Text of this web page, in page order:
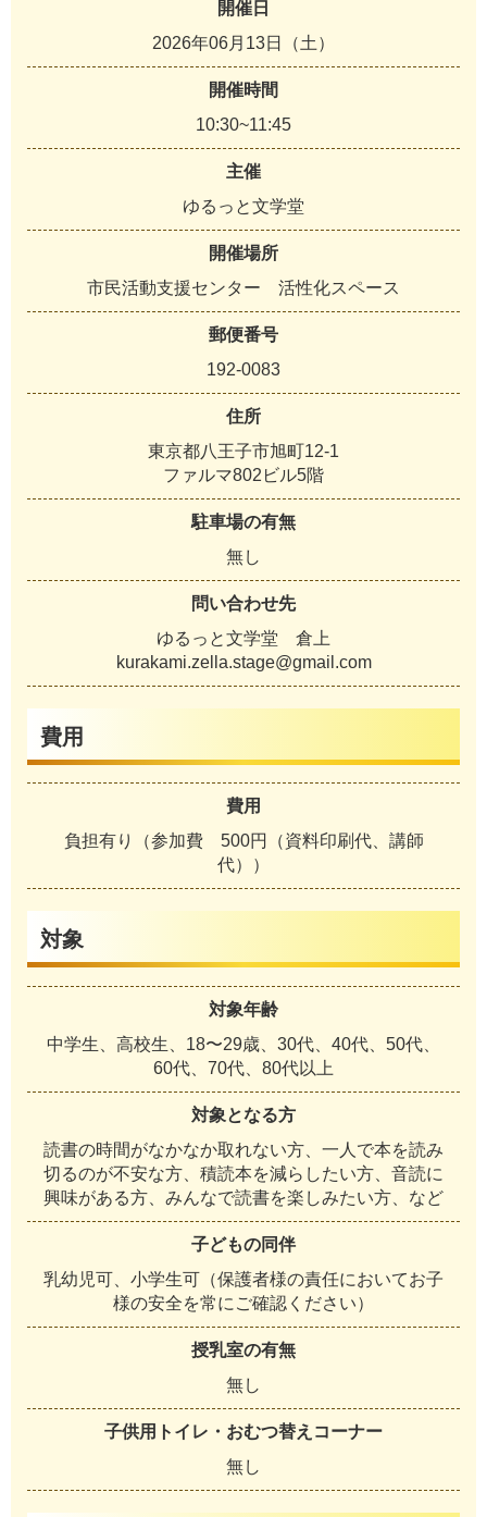
開催日
2026年06月13日（土）
開催時間
10:30~11:45
主催
ゆるっと文学堂
開催場所
市民活動支援センター 活性化スペース
郵便番号
192-0083
住所
東京都八王子市旭町12-1
ファルマ802ビル5階
駐車場の有無
無し
問い合わせ先
ゆるっと文学堂 倉上
kurakami.zella.stage@gmail.com
費用
費用
負担有り（参加費 500円（資料印刷代、講師
代））
対象
対象年齢
中学生、高校生、18〜29歳、30代、40代、50代、
60代、70代、80代以上
対象となる方
読書の時間がなかなか取れない方、一人で本を読み
切るのが不安な方、積読本を減らしたい方、音読に
興味がある方、みんなで読書を楽しみたい方、など
子どもの同伴
乳幼児可、小学生可（保護者様の責任においてお子
様の安全を常にご確認ください）
授乳室の有無
無し
子供用トイレ・おむつ替えコーナー
無し